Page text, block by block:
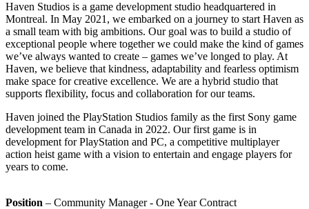
Haven Studios is a game development studio headquartered in
Montreal. In May 2021, we embarked on a journey to start Haven as
a small team with big ambitions. Our goal was to build a studio of
exceptional people where together we could make the kind of games
we’ve always wanted to create – games we’ve longed to play. At
Haven, we believe that kindness, adaptability and fearless optimism
make space for creative excellence. We are a hybrid studio that
supports flexibility, focus and collaboration for our teams.
Haven joined the PlayStation Studios family as the first Sony game
development team in Canada in 2022. Our first game is in
development for PlayStation and PC, a competitive multiplayer
action heist game with a vision to entertain and engage players for
years to come.
Position – Community Manager - One Year Contract